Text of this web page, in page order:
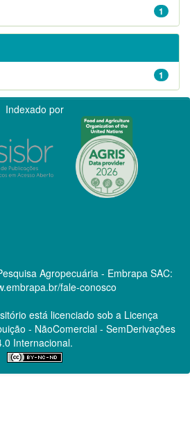
1
1
Indexado por
Agropecuária - Embrapa SAC:
fale-conosco
está licenciado sob a Licença
- NãoComercial - SemDerivações
Internacional.